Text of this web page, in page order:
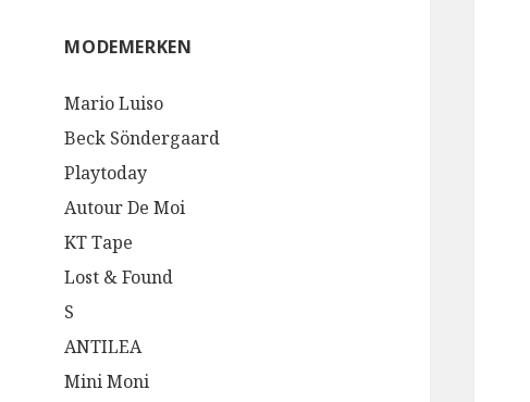
MODEMERKEN
Mario Luiso
Beck Söndergaard
Playtoday
Autour De Moi
KT Tape
Lost & Found
S
ANTILEA
Mini Moni